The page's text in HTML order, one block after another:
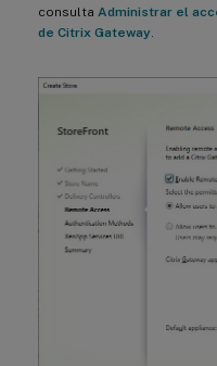
consulta Administrar el
de Citrix Gateway.